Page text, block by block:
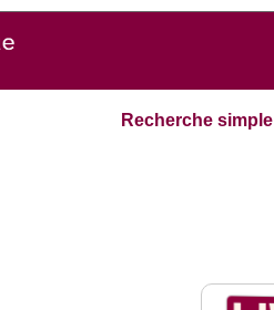
Recherche simple